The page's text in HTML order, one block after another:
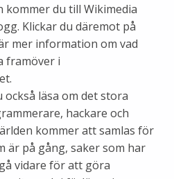
kommer du till Wikimedia
Klickar du däremot på
mer information om vad
framöver i
läsa om det stora
hackare och
kommer att samlas för
är på gång, saker som har
vidare för att göra